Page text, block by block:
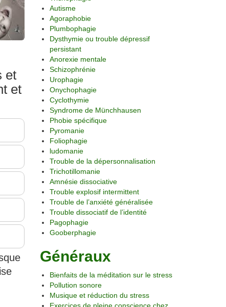
et
et
Autisme
Agoraphobie
Plumbophagie
Dysthymie ou trouble dépressif
persistant
Anorexie mentale
Schizophrénie
Urophagie
Onychophagie
Cyclothymie
Syndrome de Münchhausen
Phobie spécifique
Pyromanie
Foliophagie
ludomanie
Trouble de la dépersonnalisation
Trichotillomanie
Amnésie dissociative
Trouble explosif intermittent
Trouble de l’anxiété généralisée
Trouble dissociatif de l’identité
Pagophagie
Gooberphagie
Généraux
Bienfaits de la méditation sur le stress
Pollution sonore
Musique et réduction du stress